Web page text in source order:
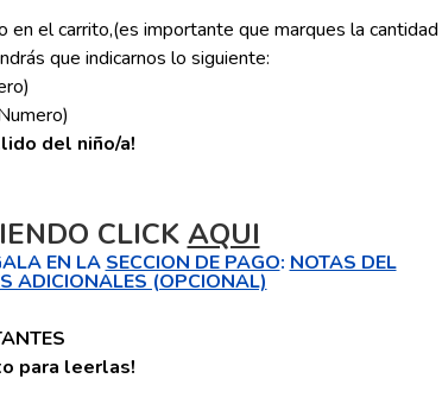
en el carrito,(es importante que marques la cantidad
que indicarnos lo siguiente:
del niño/a!
CLICK AQUI
EN LA SECCION DE PAGO: NOTAS DEL
ADICIONALES (OPCIONAL)
para leerlas!